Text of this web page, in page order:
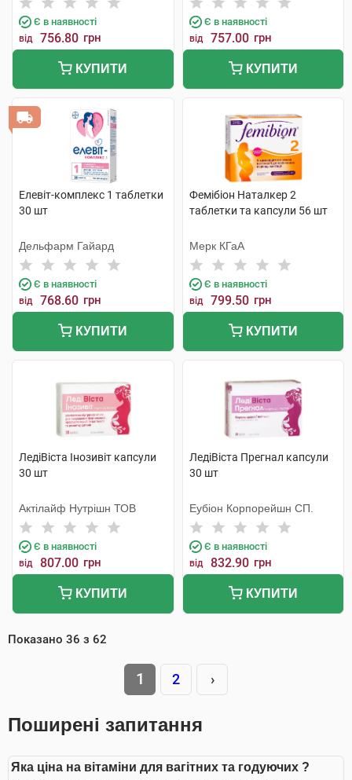
Є в наявності
від 756.80 грн
КУПИТИ
Є в наявності
від 757.00 грн
КУПИТИ
Елевіт-комплекс 1 таблетки
30 шт
Дельфарм Гайард
Є в наявності
від 768.60 грн
КУПИТИ
Фемібіон Наталкер 2
таблетки та капсули 56 шт
Мерк КГаА
Є в наявності
від 799.50 грн
КУПИТИ
ЛедіВіста Інозивіт капсули
30 шт
Актілайф Нутрішн ТОВ
Є в наявності
від 807.00 грн
КУПИТИ
ЛедіВіста Прегнал капсули
30 шт
Еубіон Корпорейшн СП.
Є в наявності
від 832.90 грн
КУПИТИ
Показано 36 з 62
1 2 ›
Поширені запитання
Яка ціна на вітаміни для вагітних та годуючих ?